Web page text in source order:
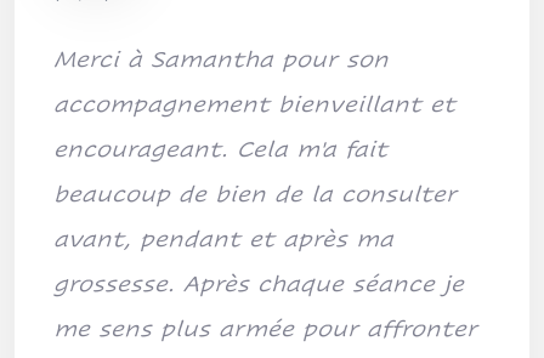
Merci à Samantha pour son
accompagnement bienveillant et
encourageant. Cela m'a fait
beaucoup de bien de la consulter
avant, pendant et après ma
grossesse. Après chaque séance je
me sens plus armée pour affronter